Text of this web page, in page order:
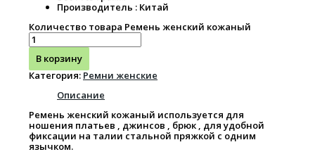
Производитель : Китай
Количество товара Ремень женский кожаный
В корзину
Категория: Ремни женские
Описание
Ремень женский кожаный используется для
ношения платьев , джинсов , брюк , для удобной
фиксации на талии стальной пряжкой с одним
язычком.